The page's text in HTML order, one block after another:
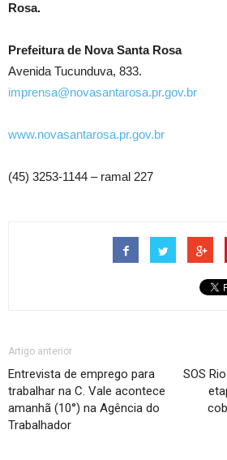
Rosa.
Prefeitura de Nova Santa Rosa
Avenida Tucunduva, 833.
imprensa@novasantarosa.pr.gov.br
www.novasantarosa.pr.gov.br
(45) 3253-1144 – ramal 227
Artigo anterior
Entrevista de emprego para
trabalhar na C. Vale acontece
amanhã (10°) na Agência do
Trabalhador
SOS